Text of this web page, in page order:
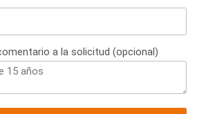
a la solicitud (opcional)